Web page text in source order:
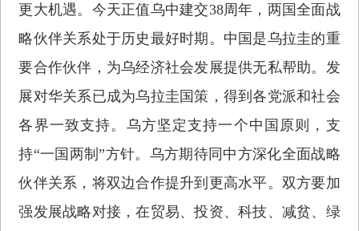
更大机遇。今天正值乌中建交38周年，两国全面战
略伙伴关系处于历史最好时期。中国是乌拉圭的重
要合作伙伴，为乌经济社会发展提供无私帮助。发
展对华关系已成为乌拉圭国策，得到各党派和社会
各界一致支持。乌方坚定支持一个中国原则，支
持“一国两制”方针。乌方期待同中方深化全面战略
伙伴关系，将双边合作提升到更高水平。双方要加
强发展战略对接，在贸易、投资、科技、减贫、绿